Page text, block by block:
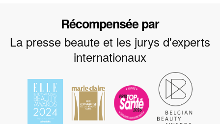
Récompensée par
La presse beaute et les jurys d'experts
internationaux